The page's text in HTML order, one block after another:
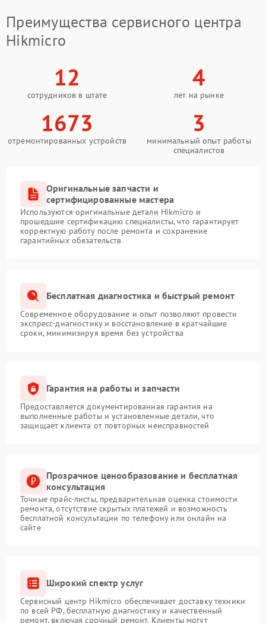
Преимущества сервисного центра
Hikmicro
12
сотрудников в штате
4
лет на рынке
1673
отремонтированных устройств
3
минимальный опыт работы
специалистов
Оригинальные запчасти и
сертифицированные мастера
Используются оригинальные детали Hikmicro и
прошедшие сертификацию специалисты, что гарантирует
корректную работу после ремонта и сохранение
гарантийных обязательств
Бесплатная диагностика и быстрый ремонт
Современное оборудование и опыт позволяют провести
экспресс-диагностику и восстановление в кратчайшие
сроки, минимизируя время без устройства
Гарантия на работы и запчасти
Предоставляется документированная гарантия на
выполненные работы и установленные детали, что
защищает клиента от повторных неисправностей
Прозрачное ценообразование и бесплатная
консультация
Точные прайс-листы, предварительная оценка стоимости
ремонта, отсутствие скрытых платежей и возможность
бесплатной консультации по телефону или онлайн на
сайте
Широкий спектр услуг
Сервисный центр Hikmicro обеспечивает доставку техники
по всей РФ, бесплатную диагностику и качественный
ремонт, включая срочный ремонт. Клиенты могут